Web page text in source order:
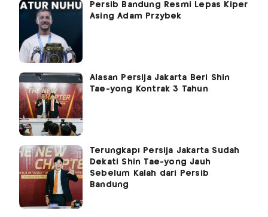
Persib Bandung Resmi Lepas Kiper
Asing Adam Przybek
Alasan Persija Jakarta Beri Shin
Tae-yong Kontrak 3 Tahun
Terungkap! Persija Jakarta Sudah
Dekati Shin Tae-yong Jauh
Sebelum Kalah dari Persib
Bandung